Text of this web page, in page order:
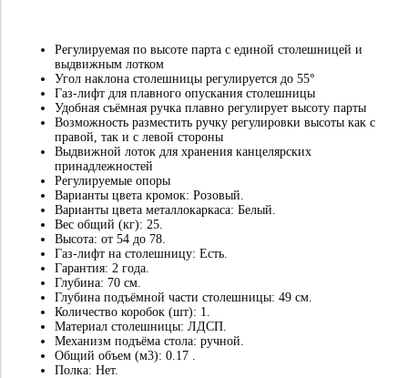
Регулируемая по высоте парта с единой столешницей и
выдвижным лотком
Угол наклона столешницы регулируется до 55°
Газ-лифт для плавного опускания столешницы
Удобная съёмная ручка плавно регулирует высоту парты
Возможность разместить ручку регулировки высоты как с
правой, так и с левой стороны
Выдвижной лоток для хранения канцелярских
принадлежностей
Регулируемые опоры
Варианты цвета кромок: Розовый.
Варианты цвета металлокаркаса: Белый.
Вес общий (кг): 25.
Высота: от 54 до 78.
Газ-лифт на столешницу: Есть.
Гарантия: 2 года.
Глубина: 70 см.
Глубина подъёмной части столешницы: 49 см.
Количество коробок (шт): 1.
Материал столешницы: ЛДСП.
Механизм подъёма стола: ручной.
Общий объем (м3): 0.17 .
Полка: Нет.